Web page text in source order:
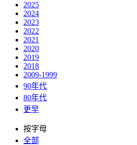
2025
2024
2023
2022
2021
2020
2019
2018
2009-1999
90年代
80年代
更早
按字母
全部